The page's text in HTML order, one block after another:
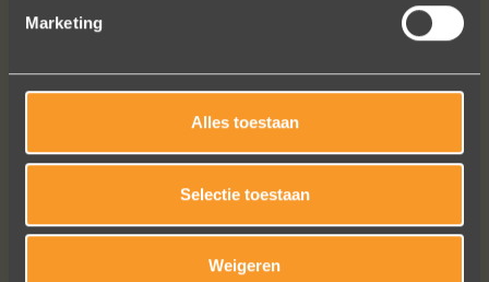
Marketing
Alles toestaan
Selectie toestaan
Weigeren